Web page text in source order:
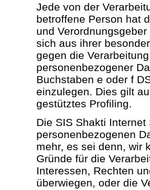
Jede von der
betroffene Person hat
und
sich aus ihrer
gegen die
personenbezogener
Buchstaben e oder f
einzulegen. Dies gilt
gestütztes Profiling.
Die SIS Shakti
personenbezogenen
mehr, es sei denn, wir
Gründe für die
Interessen, Rechten
überwiegen, oder die